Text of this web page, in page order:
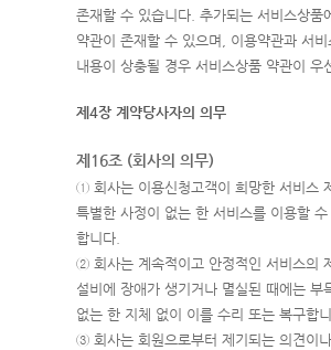
존재할 수 있습니다. 추가되는 서비스상품
약관이 존재할 수 있으며, 이용약관과 서비
내용이 상충될 경우 서비스상품 약관이 우
제4장 계약당사자의 의무
제16조 (회사의 의무)
① 회사는 이용신청고객이 희망한 서비스
특별한 사정이 없는 한 서비스를 이용할
합니다.
② 회사는 계속적이고 안정적인 서비스의
설비에 장애가 생기거나 멸실된 때에는 부
없는 한 지체 없이 이를 수리 또는 복구합
③ 회사는 회원으로부터 제기되는 의견이